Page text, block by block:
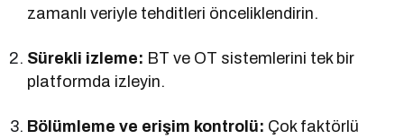
zamanlı veriyle tehditleri önceliklendirin.
Sürekli izleme: BT ve OT sistemlerini tek bir
platformda izleyin.
Bölümleme ve erişim kontrolü: Çok faktörlü